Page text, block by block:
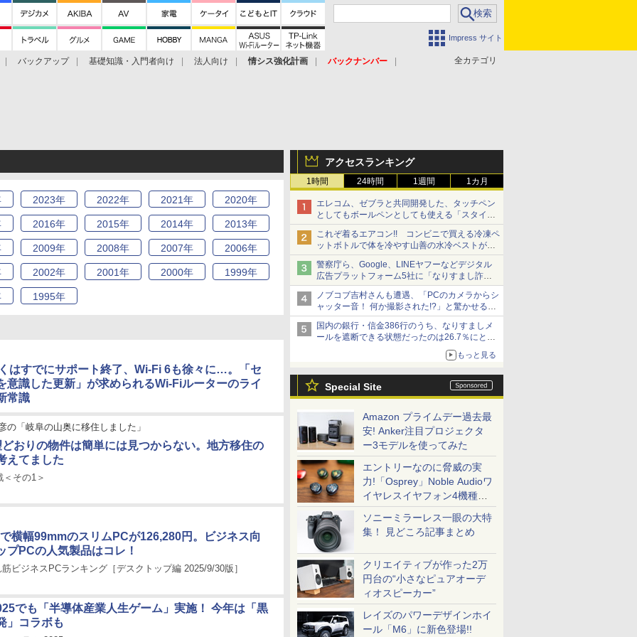
Impress サイト
全カテゴリ
バックアップ 基礎知識・入門者向け 法人向け 情シス強化計画 バックナンバー
アクセスランキング
1時間 24時間 1週間 1カ月
エレコム、ゼブラと共同開発した、タッチペン
としてもボールペンとしても使える「スタイラ
スツーウェイ」発売 iPadにも紙にも、持ち替
えずに書き込める
これぞ着るエアコン!! コンビニで買える冷凍ペ
ットボトルで体を冷やす山善の水冷ベストがロ
ードバイクにちょうどいい【ぼっち・ざ・ろー
ど！その14】【空いた時間でなにしてる？】
警察庁ら、Google、LINEヤフーなどデジタル
広告プラットフォーム5社に「なりすまし詐欺
広告」対策強化を要請 著名人の写真や映像を
使った投資詐欺などへの対策として
ノブコブ吉村さんも遭遇、「PCのカメラからシ
ャッター音！ 何か撮影された!?」と驚かせる手
口とは？【それってネット詐欺ですよ！】
国内の銀行・信金386行のうち、なりすましメ
ールを遮断できる状態だったのは26.7％にとど
まる～GMOブランドセキュリティ調査
もっと見る
Special Site
Amazon プライムデー過去最
安! Anker注目プロジェクタ
ー3モデルを使ってみた
エントリーなのに脅威の実
力!「Osprey」Noble Audioワ
イヤレスイヤフォン4機種を
一気に聴く
ソニーミラーレス一眼の大特
集！ 見どころ記事まとめ
クリエイティブが作った2万
円台の“小さなピュアオーデ
ィオスピーカー”
レイズのパワーデザインホイ
ール「M6」に新色登場!!
2023年 2022年 2021年 2020年
2016年 2015年 2014年 2013年
2009年 2008年 2007年 2006年
2002年 2001年 2000年 1999年
1995年
はすでにサポート終了、Wi-Fi 6も徐々に…。「セ
意識した更新」が求められるWi-Fiルーターのライ
常識
の「岐阜の山奥に移住しました」
おりの物件は簡単には見つからない。地方移住の
えてました
その1＞
横幅99mmのスリムPCが126,280円。ビジネス向
プPCの人気製品はコレ！
ビジネスPCランキング［デスクトップ編 2025/9/30版］
でも「半導体産業人生ゲーム」実施！ 今年は「黒
」コラボも